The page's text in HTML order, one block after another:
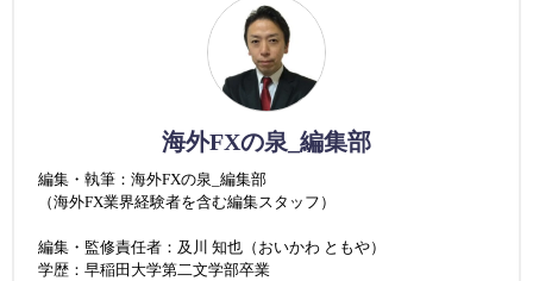
海外FXの泉_編集部
編集・執筆：海外FXの泉_編集部
（海外FX業界経験者を含む編集スタッフ）
編集・監修責任者：及川 知也（おいかわ ともや）
学歴：早稲田大学第二文学部卒業